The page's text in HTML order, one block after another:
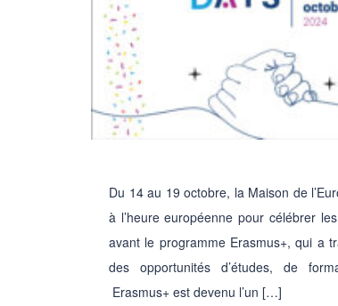
Du 14 au 19 octobre, la Maison de
à l’heure européenne pour célébrer
avant le programme Erasmus+, qui a
des opportunités d’études, de
Erasmus+ est devenu l’un […]